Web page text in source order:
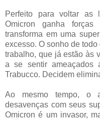
Perfeito para voltar as
Omicron ganha
transforma em uma
excesso. O sonho de
trabalho, que já estão às
a se sentir ameaçados
Trabucco. Decidem
Ao mesmo tempo, o
desavenças com seus
Omicron é um invasor,